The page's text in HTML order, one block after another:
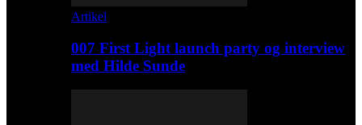
Artikel
007 First Light launch party og interview
med Hilde Sunde